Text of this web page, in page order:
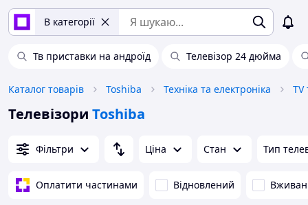
В категорії
Тв приставки на андроїд Телевізор 24 дюйма
Каталог товарів Toshiba Техніка та електроніка TV
Телевізори Toshiba
Фільтри Ціна Стан Тип
Оплатити частинами Відновлений